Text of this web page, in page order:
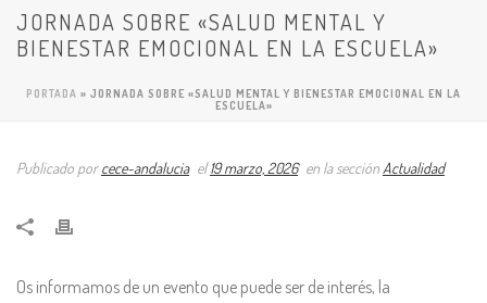
JORNADA SOBRE «SALUD MENTAL Y
BIENESTAR EMOCIONAL EN LA ESCUELA»
PORTADA » JORNADA SOBRE «SALUD MENTAL Y BIENESTAR EMOCIONAL EN LA
ESCUELA»
Publicado porcece-andalucia el19 marzo, 2026 en la sección Actualidad
Os informamos de un evento que puede ser de interés, la